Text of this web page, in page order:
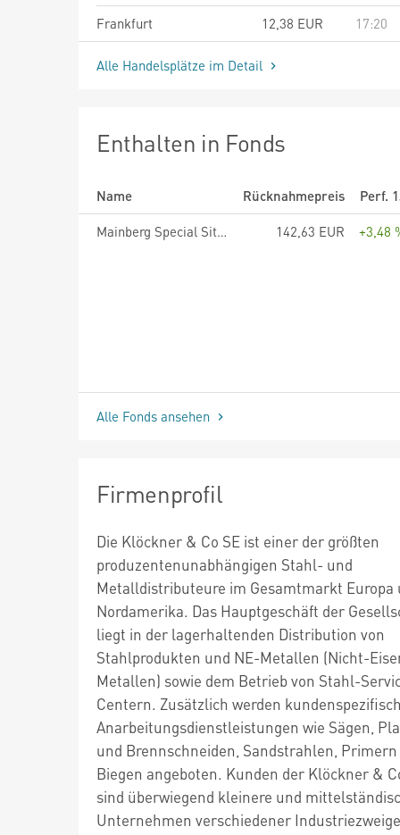
Frankfurt
12,38 EUR 17:20
Alle Handelsplätze im Detail
Enthalten in Fonds
Name Rücknahmepreis
Perf.
Mainberg Special Situations Fund HI R
142,63 EUR +3,48
Alle Fonds ansehen
Firmenprofil
Die Klöckner & Co SE ist einer der größten
produzentenunabhängigen Stahl- und
Metalldistributeure im Gesamtmarkt Europa
Nordamerika. Das Hauptgeschäft der
liegt in der lagerhaltenden Distribution von
Stahlprodukten und NE-Metallen (Nicht-
Metallen) sowie dem Betrieb von Stahl-
Centern. Zusätzlich werden
Anarbeitungsdienstleistungen wie Sägen,
und Brennschneiden, Sandstrahlen,
Biegen angeboten. Kunden der Klöckner &
sind überwiegend kleinere und
Unternehmen verschiedener